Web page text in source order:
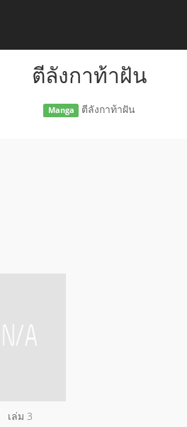
ตีลังกาท้าฝัน
Manga ตีลังกาท้าฝัน
เล่ม 3